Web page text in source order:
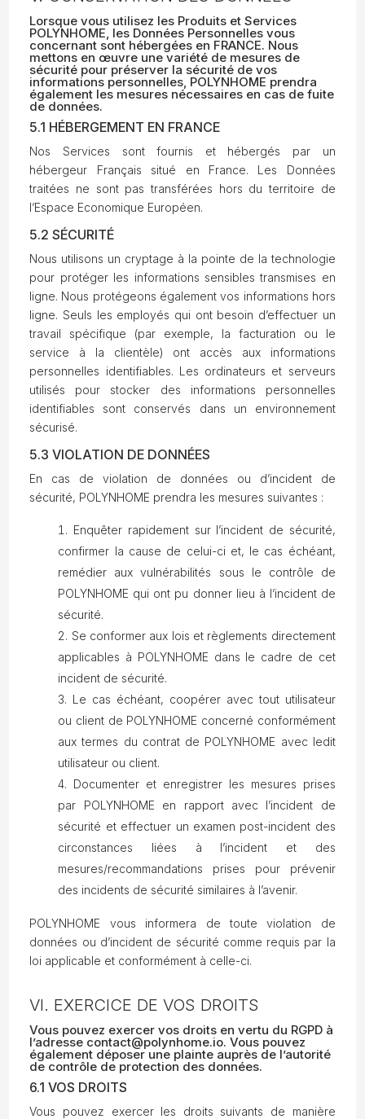
Lorsque vous utilisez les Produits et Services
POLYNHOME, les Données Personnelles vous
concernant sont hébergées en FRANCE. Nous
mettons en œuvre une variété de mesures de
sécurité pour préserver la sécurité de vos
informations personnelles, POLYNHOME prendra
également les mesures nécessaires en cas de fuite
de données.
5.1 HÉBERGEMENT EN FRANCE
Nos Services sont fournis et hébergés par un
hébergeur Français situé en France. Les Données
traitées ne sont pas transférées hors du territoire de
l’Espace Economique Européen.
5.2 SÉCURITÉ
Nous utilisons un cryptage à la pointe de la technologie
pour protéger les informations sensibles transmises en
ligne. Nous protégeons également vos informations hors
ligne. Seuls les employés qui ont besoin d’effectuer un
travail spécifique (par exemple, la facturation ou le
service à la clientèle) ont accès aux informations
personnelles identifiables. Les ordinateurs et serveurs
utilisés pour stocker des informations personnelles
identifiables sont conservés dans un environnement
sécurisé.
5.3 VIOLATION DE DONNÉES
En cas de violation de données ou d’incident de
sécurité, POLYNHOME prendra les mesures suivantes :
Enquêter rapidement sur l’incident de sécurité,
confirmer la cause de celui-ci et, le cas échéant,
remédier aux vulnérabilités sous le contrôle de
POLYNHOME qui ont pu donner lieu à l’incident de
sécurité.
Se conformer aux lois et règlements directement
applicables à POLYNHOME dans le cadre de cet
incident de sécurité.
Le cas échéant, coopérer avec tout utilisateur
ou client de POLYNHOME concerné conformément
aux termes du contrat de POLYNHOME avec ledit
utilisateur ou client.
Documenter et enregistrer les mesures prises
par POLYNHOME en rapport avec l’incident de
sécurité et effectuer un examen post-incident des
circonstances liées à l’incident et des
mesures/recommandations prises pour prévenir
des incidents de sécurité similaires à l’avenir.
POLYNHOME vous informera de toute violation de
données ou d’incident de sécurité comme requis par la
loi applicable et conformément à celle-ci.
VI. EXERCICE DE VOS DROITS
Vous pouvez exercer vos droits en vertu du RGPD à
l’adresse contact@polynhome.io. Vous pouvez
également déposer une plainte auprès de l’autorité
de contrôle de protection des données.
6.1 VOS DROITS
Vous pouvez exercer les droits suivants de manière